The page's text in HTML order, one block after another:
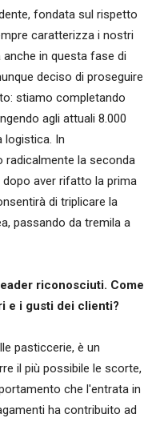
fondata sul rispetto
caratterizza i nostri
in questa fase di
deciso di proseguire
stiamo completando
agli attuali 8.000
logistica. In
radicalmente la seconda
aver rifatto la prima
di triplicare la
passando da tremila a
riconosciuti. Come
e i gusti dei clienti?
pasticcerie, è un
il più possibile le scorte,
che l'entrata in
ha contribuito ad